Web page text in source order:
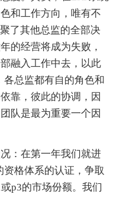
和工作方向，唯有不
了其他总监的全部决
的经营将成为失败，
融入工作中去，以此
总监都有自的角色和
靠，彼此的协调，因
队是最为重要一个因
：在第一年我们就进
资格体系的认证，争取
p3的市场份额。我们